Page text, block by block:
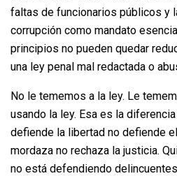
faltas de funcionarios públicos y
corrupción como mandato
principios no pueden quedar
una ley penal mal redactada o
No le tememos a la ley. Le
usando la ley. Esa es la
defiende la libertad no defiende
mordaza no rechaza la justicia.
no está defendiendo